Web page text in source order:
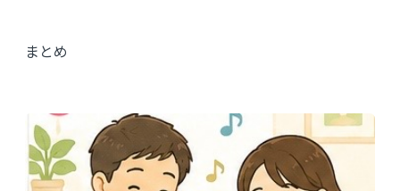
まとめ